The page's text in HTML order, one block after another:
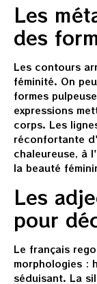
Les
des
Les contours
féminité. On
formes
expressions
corps. Les
réconfortante
chaleureuse, à
la beauté
Les
pour
Le français
morphologies :
séduisant. La